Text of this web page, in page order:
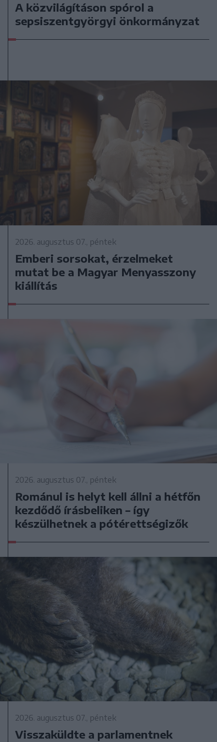
A közvilágításon spórol a
sepsiszentgyörgyi önkormányzat
2026. augusztus 07., péntek
Emberi sorsokat, érzelmeket
mutat be a Magyar Menyasszony
kiállítás
2026. augusztus 07., péntek
Románul is helyt kell állni a hétfőn
kezdődő írásbeliken – így
készülhetnek a pótérettségizők
2026. augusztus 07., péntek
Visszaküldte a parlamentnek